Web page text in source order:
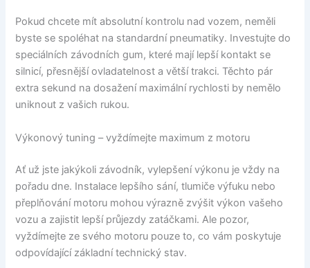
Pokud chcete mít absolutní kontrolu nad vozem, neměli
byste se spoléhat na standardní pneumatiky. Investujte do
speciálních závodních gum, které mají lepší kontakt se
silnicí, přesnější ovladatelnost a větší trakci. Těchto pár
extra sekund na dosažení maximální rychlosti by nemělo
uniknout z vašich rukou.
Výkonový tuning – vyždímejte maximum z motoru
Ať už jste jakýkoli závodník, vylepšení výkonu je vždy na
pořadu dne. Instalace lepšího sání, tlumiče výfuku nebo
přeplňování motoru mohou výrazně zvýšit výkon vašeho
vozu a zajistit lepší průjezdy zatáčkami. Ale pozor,
vyždímejte ze svého motoru pouze to, co vám poskytuje
odpovídající základní technický stav.